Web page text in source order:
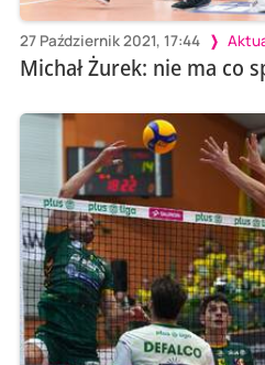
27 Październik 2021, 17:44
Michał Żurek: nie ma co